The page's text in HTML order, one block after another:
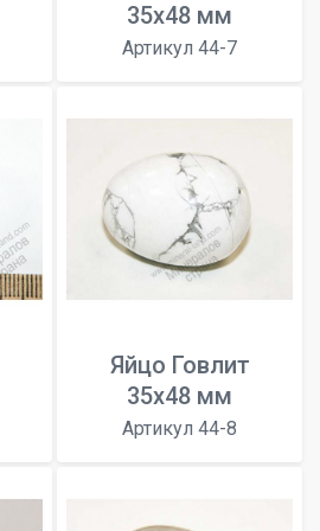
35х48 мм
Артикул 44-7
Яйцо Говлит
35х48 мм
Артикул 44-8